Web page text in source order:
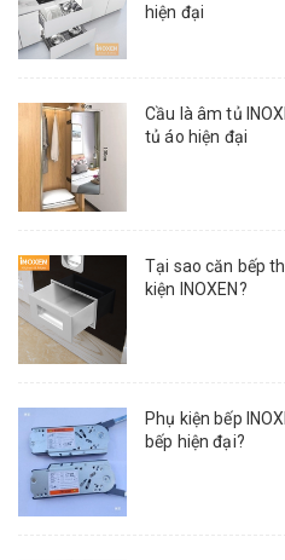
hiện đại
Cầu là âm tủ
tủ áo hiện đại
Tại sao căn bếp
kiện INOXEN?
Phụ kiện bếp
bếp hiện đại?